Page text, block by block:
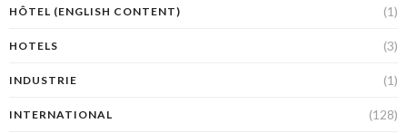
HÔTEL (ENGLISH CONTENT) (1)
HOTELS (3)
INDUSTRIE (1)
INTERNATIONAL (128)